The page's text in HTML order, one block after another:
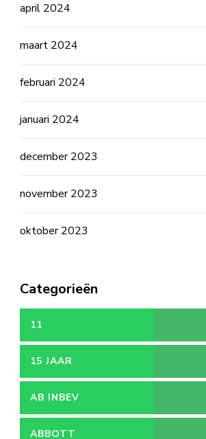
april 2024
maart 2024
februari 2024
januari 2024
december 2023
november 2023
oktober 2023
Categorieën
11
15 JAAR
AB INBEV
ABBOTT